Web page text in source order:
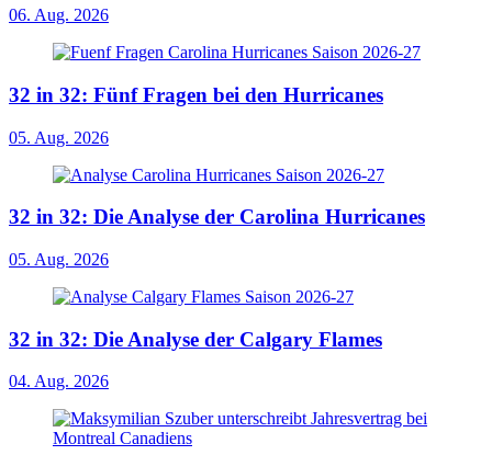
06. Aug. 2026
32 in 32: Fünf Fragen bei den Hurricanes
05. Aug. 2026
32 in 32: Die Analyse der Carolina Hurricanes
05. Aug. 2026
32 in 32: Die Analyse der Calgary Flames
04. Aug. 2026